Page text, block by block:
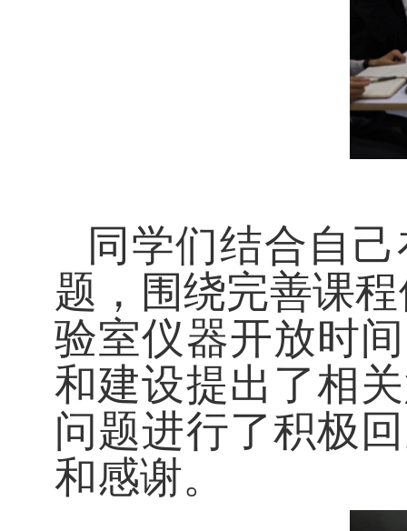
同学们结合自
题，围绕完善课
验室仪器开放时
和建设提出了相
问题进行了积极
和感谢。